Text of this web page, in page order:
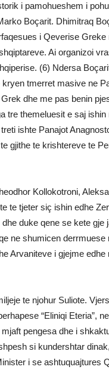
i pamohueshem i
Boçarit. Dhimitraq
i Qeverise
Ai organizoi
(6) Ndersa
tmerret masive ne
dhe me pas benin
tre themeluesit e saj
ishte Panajot
gjithe te krishtereve te
Kollokotroni,
te tjeter siç ishin edhe
duke qene se kete
ne shumicen
Arvaniteve i gjejme
te njohur Suliote.
“Eliniqi Eteria”,
pengesa dhe i
si kundershtar
i se ashtuquajtures